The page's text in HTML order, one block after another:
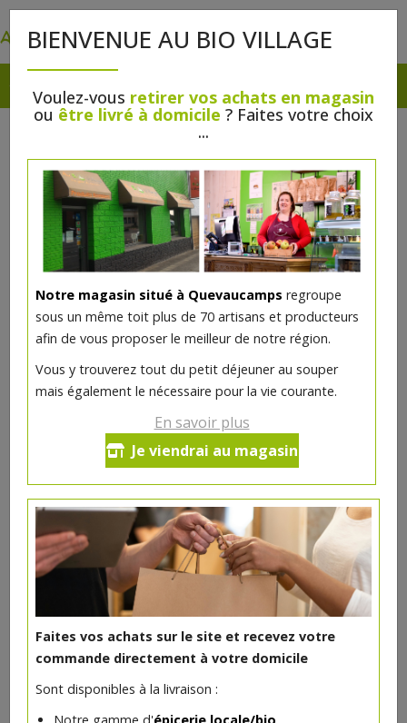
BIENVENUE AU BIO VILLAGE
Voulez-vous retirer vos achats en magasin
ou être livré à domicile ? Faites votre choix
...
Notre magasin situé à Quevaucamps regroupe
sous un même toit plus de 70 artisans et producteurs
afin de vous proposer le meilleur de notre région.
Vous y trouverez tout du petit déjeuner au souper
mais également le nécessaire pour la vie courante.
En savoir plus
Je viendrai au magasin
Faites vos achats sur le site et recevez votre
commande directement à votre domicile
Sont disponibles à la livraison :
Highlighter Champagne/Dune
pinceaux, rien de mieux que l’highlighter Champagne
certifié bio Avril ! Déposez un voile de poudre sur vos
pommettes, vos tempes et l’arête de votre nez et le
tour est joué !
Fabriqué en France